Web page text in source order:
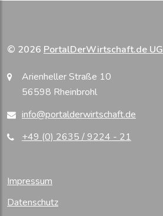
© 2026 PortalDerWirtschaft.de UG
Arienheller Straße 10
56598 Rheinbrohl
info@portalderwirtschaft.de
+49 (0) 2635 / 9224 - 21
Impressum
Datenschutz